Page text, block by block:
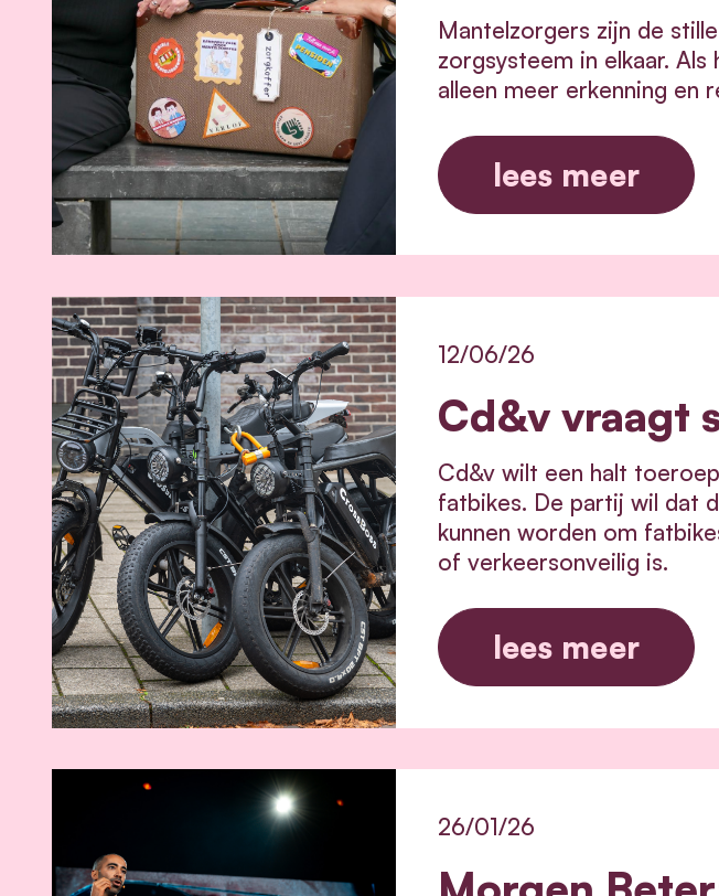
Mantelzorgers zijn de
zorgsysteem in elkaar. Als
alleen meer erkenning en
lees meer
Cd&v vraagt
12/06/26
Cd&v wilt een halt
fatbikes. De partij wil dat
kunnen worden om
of verkeersonveilig is.
lees meer
26/01/26